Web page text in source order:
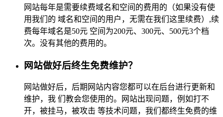
网站每年是需要续费域名和空间的费用的（如果没有使
用我们的 域名和空间的用户，无需在我们这里续费）,续
费每年域名是50元 空间为200元、300元、500元3个档
次。没有其他的费用的。
网站做好后终生免费维护？
网站做好后，后期网站内容您都可以在后台进行更新和
维护，我 们教会您使用的。网站出现问题，例如打不
开，被挂马，被攻击 等技术问题，我们都终生免费的维